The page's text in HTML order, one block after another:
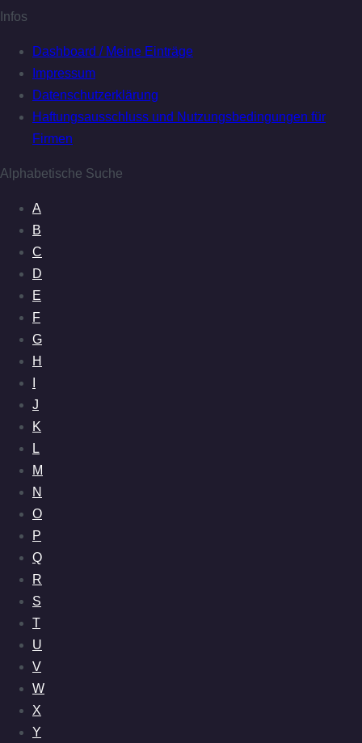
Infos
Dashboard / Meine Einträge
Impressum
Datenschutzerklärung
Haftungsausschluss und Nutzungsbedingungen für
Firmen
Alphabetische Suche
A
B
C
D
E
F
G
H
J
K
L
M
N
O
P
Q
R
S
T
U
V
W
X
Y